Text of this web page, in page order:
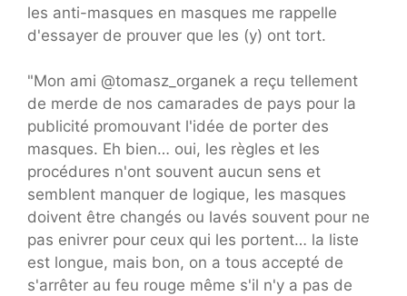
les anti-masques en masques me rappelle
d'essayer de prouver que les (y) ont tort.
"Mon ami @tomasz_organek a reçu tellement
de merde de nos camarades de pays pour la
publicité promouvant l'idée de porter des
masques. Eh bien… oui, les règles et les
procédures n'ont souvent aucun sens et
semblent manquer de logique, les masques
doivent être changés ou lavés souvent pour ne
pas enivrer pour ceux qui les portent… la liste
est longue, mais bon, on a tous accepté de
s'arrêter au feu rouge même s'il n'y a pas de